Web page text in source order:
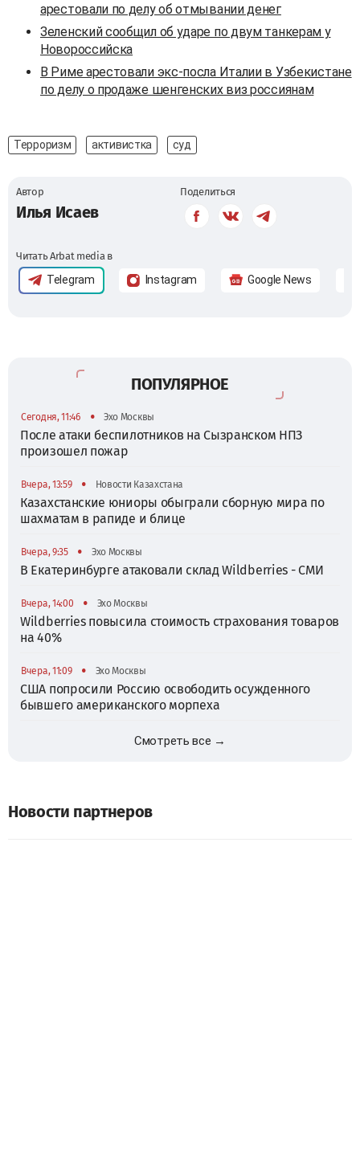
арестовали по делу об отмывании денег
Зеленский сообщил об ударе по двум танкерам у
Новороссийска
В Риме арестовали экс-посла Италии в Узбекистане
по делу о продаже шенгенских виз россиянам
Терроризм активистка суд
Автор
Илья Исаев
Поделиться
Читать Arbat media в
Telegram Instagram Google News
ПОПУЛЯРНОЕ
Сегодня, 11:46 • Эхо Москвы
После атаки беспилотников на Сызранском НПЗ
произошел пожар
Вчера, 13:59 • Новости Казахстана
Казахстанские юниоры обыграли сборную мира по
шахматам в рапиде и блице
Вчера, 9:35 • Эхо Москвы
В Екатеринбурге атаковали склад Wildberries - СМИ
Вчера, 14:00 • Эхо Москвы
Wildberries повысила стоимость страхования товаров
на 40%
Вчера, 11:09 • Эхо Москвы
США попросили Россию освободить осужденного
бывшего американского морпеха
Смотреть все →
Новости партнеров